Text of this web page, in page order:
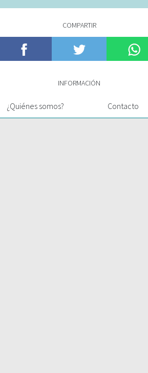
COMPARTIR
INFORMACIÓN
¿Quiénes somos? Contacto